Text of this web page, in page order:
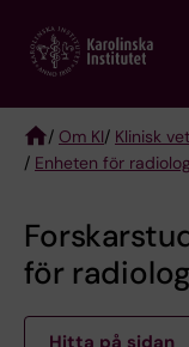
main
Breadcrumb
/ Om KI/ Klinisk
/ Enheten för
för